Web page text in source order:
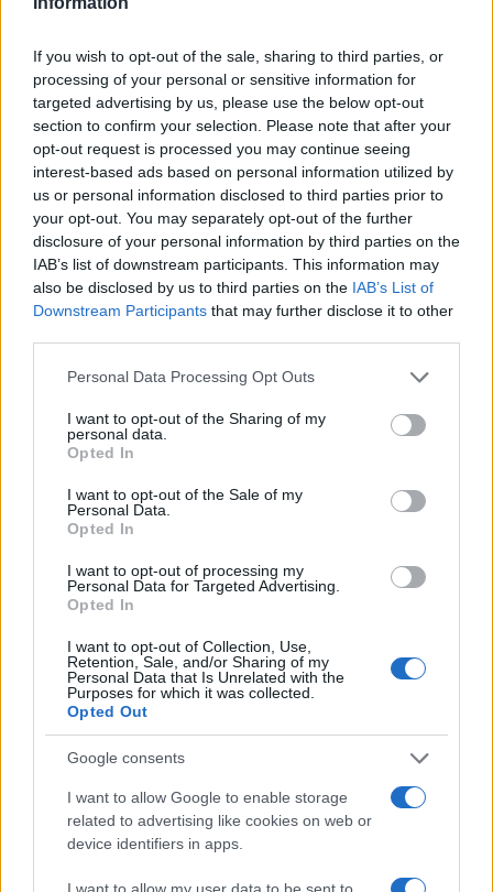
If you wish to opt-out of the sale, sharing to third parties, or
processing of your personal or sensitive information for
targeted advertising by us, please use the below opt-out
section to confirm your selection. Please note that after your
opt-out request is processed you may continue seeing
interest-based ads based on personal information utilized by
us or personal information disclosed to third parties prior to
your opt-out. You may separately opt-out of the further
disclosure of your personal information by third parties on the
IAB’s list of downstream participants. This information may
also be disclosed by us to third parties on the IAB’s List of
Downstream Participants that may further disclose it to other
Please note that this website/app uses one or more Google
not limited to your visit or usage behaviour. You may click to
grant or deny consent to Google and its third-party tags to
use your data for below specified purposes in below Google
consent section.
Personal Data Processing Opt Outs
I want to opt-out of the Sharing of my
personal data.
Opted In
I want to opt-out of the Sale of my
Personal Data.
Opted In
I want to opt-out of processing my
Personal Data for Targeted Advertising.
Opted In
I want to opt-out of Collection, Use,
Retention, Sale, and/or Sharing of my
Personal Data that Is Unrelated with the
Purposes for which it was collected.
Opted Out
Google consents
I want to allow Google to enable storage
related to advertising like cookies on web or
device identifiers in apps.
I want to allow my user data to be sent to
Inviaci le tue segnalazioni,
i tuoi video e le tue foto
Su WhatsApp al numero +39
345 356 7512
Ricevi le nostre ultime news
daGoogle News
Condividi l'articolo
F
a
ce
b
o
o
k
T
it
te
r
Pi
te
st
W
at
A
p
p
S
a
Articolo precedente
NOTIZIE RECENTI
Delta Center